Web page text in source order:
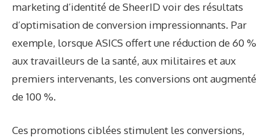
marketing d’identité de SheerID voir des résultats
d’optimisation de conversion impressionnants. Par
exemple, lorsque ASICS offert une réduction de 60 %
aux travailleurs de la santé, aux militaires et aux
premiers intervenants, les conversions ont augmenté
de 100 %.
Ces promotions ciblées stimulent les conversions,